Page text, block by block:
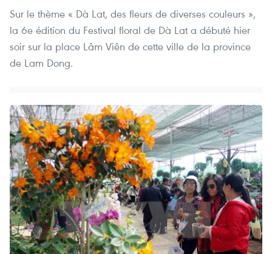
Sur le thème « Dà Lat, des fleurs de diverses couleurs »,
la 6e édition du Festival floral de Dà Lat a débuté hier
soir sur la place Lâm Viên de cette ville de la province
de Lam Dong.